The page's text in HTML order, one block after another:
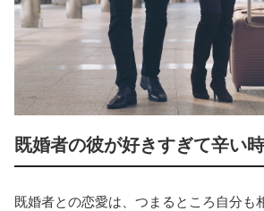
既婚者の彼が好きすぎて辛い
既婚者との恋愛は、つまるところ自分も